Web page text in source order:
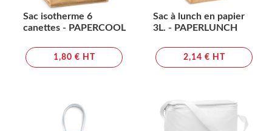
Sac isotherme 6
canettes - PAPERCOOL
1,80 € HT
Sac à lunch en papier
3L. - PAPERLUNCH
2,14 € HT